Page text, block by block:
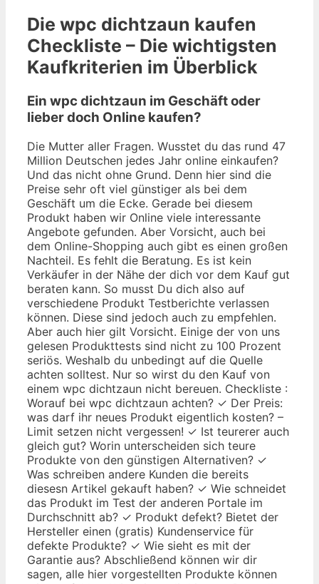
Die wpc dichtzaun kaufen
Checkliste – Die wichtigsten
Kaufkriterien im Überblick
Ein wpc dichtzaun im Geschäft oder
lieber doch Online kaufen?
Die Mutter aller Fragen. Wusstet du das rund 47
Million Deutschen jedes Jahr online einkaufen?
Und das nicht ohne Grund. Denn hier sind die
Preise sehr oft viel günstiger als bei dem
Geschäft um die Ecke. Gerade bei diesem
Produkt haben wir Online viele interessante
Angebote gefunden. Aber Vorsicht, auch bei
dem Online-Shopping auch gibt es einen großen
Nachteil. Es fehlt die Beratung. Es ist kein
Verkäufer in der Nähe der dich vor dem Kauf gut
beraten kann. So musst Du dich also auf
verschiedene Produkt Testberichte verlassen
können. Diese sind jedoch auch zu empfehlen.
Aber auch hier gilt Vorsicht. Einige der von uns
gelesen Produkttests sind nicht zu 100 Prozent
seriös. Weshalb du unbedingt auf die Quelle
achten solltest. Nur so wirst du den Kauf von
einem wpc dichtzaun nicht bereuen. Checkliste :
Worauf bei wpc dichtzaun achten? ✓ Der Preis:
was darf ihr neues Produkt eigentlich kosten? –
Limit setzen nicht vergessen! ✓ Ist teurerer auch
gleich gut? Worin unterscheiden sich teure
Produkte von den günstigen Alternativen? ✓
Was schreiben andere Kunden die bereits
diesesn Artikel gekauft haben? ✓ Wie schneidet
das Produkt im Test der anderen Portale im
Durchschnitt ab? ✓ Produkt defekt? Bietet der
Hersteller einen (gratis) Kundenservice für
defekte Produkte? ✓ Wie sieht es mit der
Garantie aus? Abschließend können wir dir
sagen, alle hier vorgestellten Produkte können